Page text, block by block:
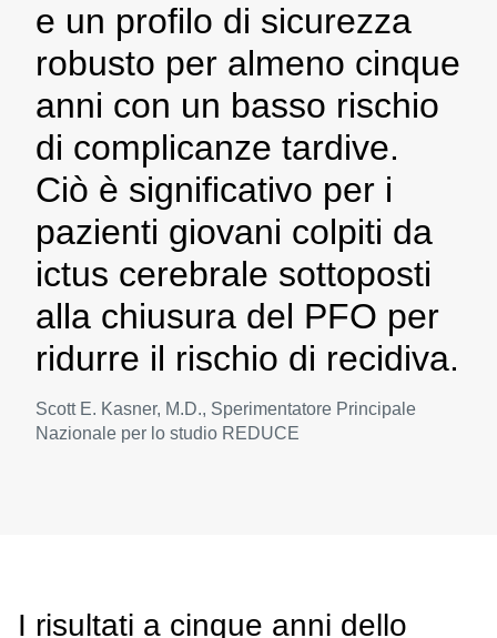
e un profilo di sicurezza
robusto per almeno cinque
anni con un basso rischio
di complicanze tardive.
Ciò è significativo per i
pazienti giovani colpiti da
ictus cerebrale sottoposti
alla chiusura del PFO per
ridurre il rischio di recidiva.
Scott E. Kasner, M.D., Sperimentatore Principale
Nazionale per lo studio REDUCE
I risultati a cinque anni dello